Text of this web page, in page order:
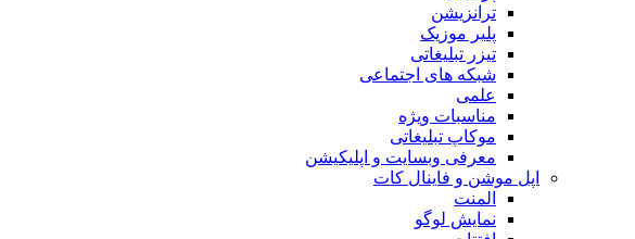
ترانزیشن
پلیر موزیک
تیزر تبلیغاتی
شبکه های اجتماعی
علمی
مناسبات ویژه
موکاپ تبلیغاتی
معرفی وبسایت و اپلیکیشن
اپل موشن و فاینال کات
المنت
نمایش لوگو